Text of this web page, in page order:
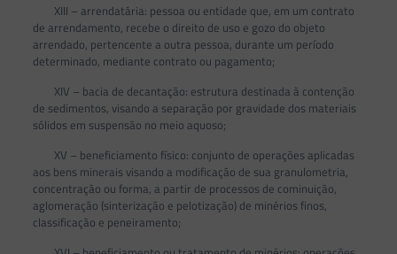
XIII – arrendatária: pessoa ou entidade que, em um contrato
de arrendamento, recebe o direito de uso e gozo do objeto
arrendado, pertencente a outra pessoa, durante um período
determinado, mediante contrato ou pagamento;
XIV – bacia de decantação: estrutura destinada à contenção
de sedimentos, visando a separação por gravidade dos materiais
sólidos em suspensão no meio aquoso;
XV – beneficiamento físico: conjunto de operações aplicadas
aos bens minerais visando a modificação de sua granulometria,
concentração ou forma, a partir de processos de cominuição,
aglomeração (sinterização e pelotização) de minérios finos,
classificação e peneiramento;